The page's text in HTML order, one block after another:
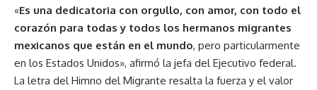
«Es una dedicatoria con orgullo, con amor, con todo el
corazón para todas y todos los hermanos migrantes
mexicanos que están en el mundo, pero particularmente
en los Estados Unidos», afirmó la jefa del Ejecutivo federal.
La letra del Himno del Migrante resalta la fuerza y el valor